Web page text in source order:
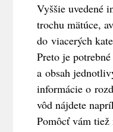
Vyššie uvedené
trochu mätúce,
do viacerých
Preto je
a obsah
informácie o
vôd nájdete
Pomôcť vám